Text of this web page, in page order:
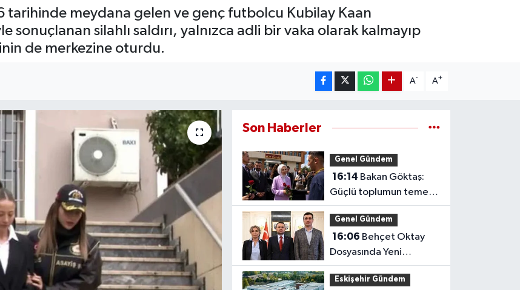
tarihinde meydana gelen ve genç futbolcu Kubilay Kaan
sonuçlanan silahlı saldırı, yalnızca adli bir vaka olarak kalmayıp
de merkezine oturdu.
A- A+
Son Haberler
Genel Gündem
16:14
Güçlü toplumun temeli
güçlü ailedir
Genel Gündem
16:06
Dosyasında Yeni
Açıklama: Karanlık
Kalmayacak
Eskişehir Gündem